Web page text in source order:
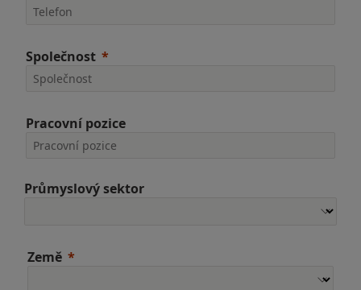
Společnost
Pracovní pozice
Průmyslový sektor
Země